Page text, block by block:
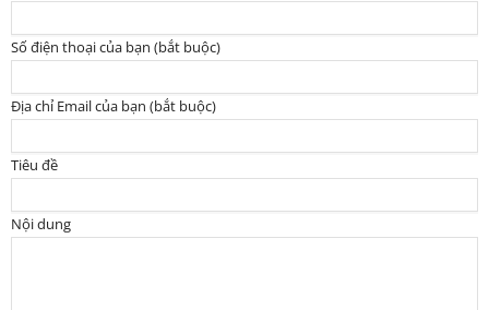
Số điện thoại của bạn (bắt buộc)
Địa chỉ Email của bạn (bắt buộc)
Tiêu đề
Nội dung